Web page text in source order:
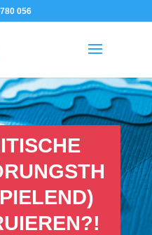
056